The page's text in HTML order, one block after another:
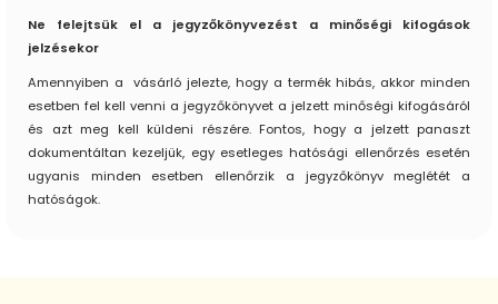
Ne felejtsük el a jegyzőkönyvezést a minőségi kifogások
jelzésekor
Amennyiben a vásárló jelezte, hogy a termék hibás, akkor minden
esetben fel kell venni a jegyzőkönyvet a jelzett minőségi kifogásáról
és azt meg kell küldeni részére. Fontos, hogy a jelzett panaszt
dokumentáltan kezeljük, egy esetleges hatósági ellenőrzés esetén
ugyanis minden esetben ellenőrzik a jegyzőkönyv meglétét a
hatóságok.